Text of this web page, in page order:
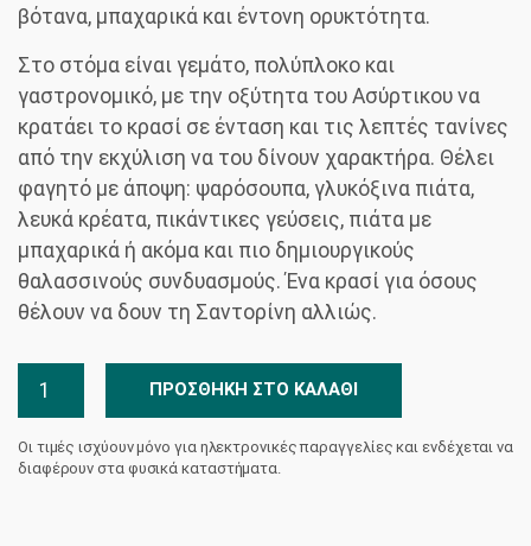
βότανα, μπαχαρικά και έντονη ορυκτότητα.
Στο στόμα είναι γεμάτο, πολύπλοκο και
γαστρονομικό, με την οξύτητα του Ασύρτικου να
κρατάει το κρασί σε ένταση και τις λεπτές τανίνες
από την εκχύλιση να του δίνουν χαρακτήρα. Θέλει
φαγητό με άποψη: ψαρόσουπα, γλυκόξινα πιάτα,
λευκά κρέατα, πικάντικες γεύσεις, πιάτα με
μπαχαρικά ή ακόμα και πιο δημιουργικούς
θαλασσινούς συνδυασμούς. Ένα κρασί για όσους
θέλουν να δουν τη Σαντορίνη αλλιώς.
Μυστήριο
Αρτέμης
Καραμολέγκος
ΠΡΟΣΘΉΚΗ ΣΤΟ ΚΑΛΆΘΙ
Οι τιμές ισχύουν μόνο για ηλεκτρονικές παραγγελίες και ενδέχεται να
διαφέρουν στα φυσικά καταστήματα.